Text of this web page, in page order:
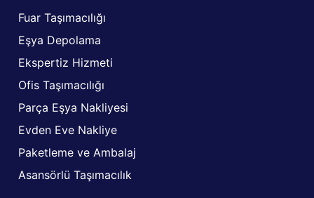
Fuar Taşımacılığı
Eşya Depolama
Ekspertiz Hizmeti
Ofis Taşımacılığı
Parça Eşya Nakliyesi
Evden Eve Nakliye
Paketleme ve Ambalaj
Asansörlü Taşımacılık